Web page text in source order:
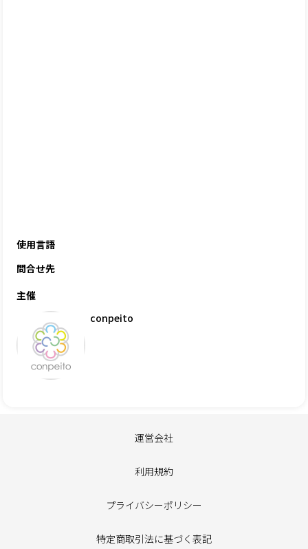
使用言語
問合せ先
主催
conpeito
運営会社
利用規約
プライバシーポリシー
特定商取引法に基づく表記